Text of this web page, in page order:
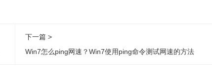
下一篇 >
Win7怎么ping网速？Win7使用ping命令测试网速的方法